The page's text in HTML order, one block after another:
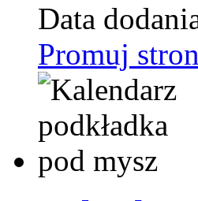
Data
Promuj